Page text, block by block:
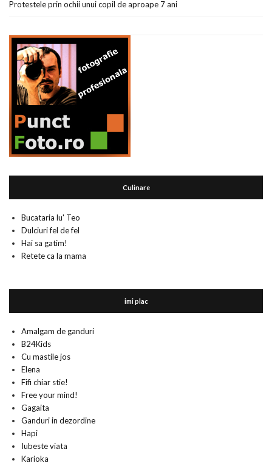
Protestele prin ochii unui copil de aproape 7 ani
Culinare
Bucataria lu' Teo
Dulciuri fel de fel
Hai sa gatim!
Retete ca la mama
imi plac
Amalgam de ganduri
B24Kids
Cu mastile jos
Elena
Fifi chiar stie!
Free your mind!
Gagaita
Ganduri in dezordine
Hapi
Iubeste viata
Karioka